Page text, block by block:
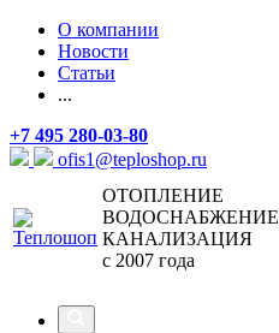
О компании
Новости
Статьи
...
+7 495 280-03-80
ofis1@teploshop.ru
ОТОПЛЕНИЕ
ВОДОСНАБЖЕНИЕ
КАНАЛИЗАЦИЯ
с 2007 года